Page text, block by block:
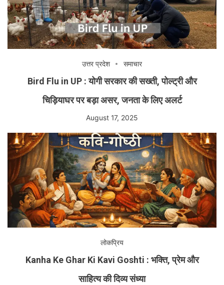
उत्तर प्रदेश समाचार
Bird Flu in UP : योगी सरकार की सख्ती, पोल्ट्री और
चिड़ियाघर पर बड़ा असर, जनता के लिए अलर्ट
August 17, 2025
लोकप्रिय
Kanha Ke Ghar Ki Kavi Goshti : भक्ति, प्रेम और
साहित्य की दिव्य संध्या